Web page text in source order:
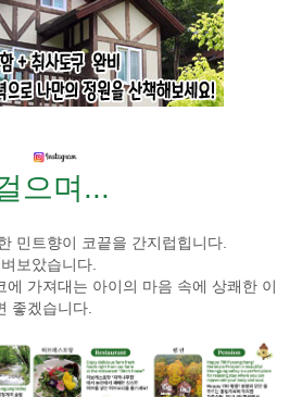
으며...
민트향이 코끝을 간지럽힙니다.
보았습니다.
에 가져대는 아이의 마음 속에 상쾌한 이
좋겠습니다.